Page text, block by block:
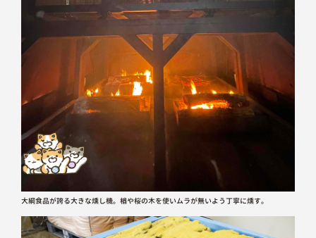
大綱食品が誇る大きな燻し機。楢や桜の木を使いムラが無いよう丁寧に燻す。